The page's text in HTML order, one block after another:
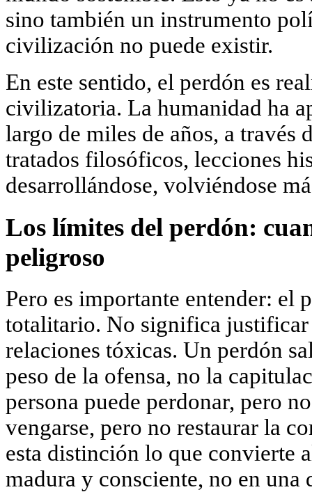
sino también un instrumento
civilización no puede existir.
En este sentido, el perdón es
civilizatoria. La humanidad ha
largo de miles de años, a través
tratados filosóficos, lecciones
desarrollándose, volviéndose
Los límites del perdón:
peligroso
Pero es importante entender: el
totalitario. No significa justificar
relaciones tóxicas. Un perdón
peso de la ofensa, no la
persona puede perdonar, pero
vengarse, pero no restaurar la
esta distinción lo que convierte
madura y consciente, no en una